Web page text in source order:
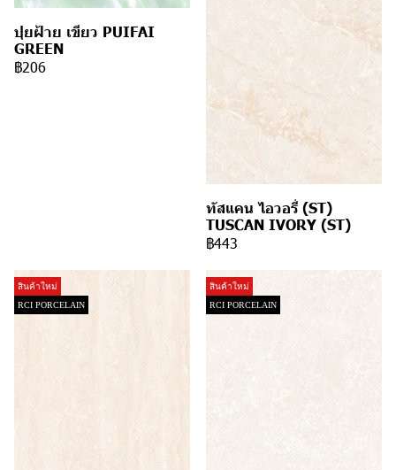
ปุยฝ้าย เขียว PUIFAI
GREEN
฿206
ทัสแคน ไอวอรี่ (ST)
TUSCAN IVORY (ST)
฿443
สินค้าใหม่
RCI PORCELAIN
สินค้าใหม่
RCI PORCELAIN